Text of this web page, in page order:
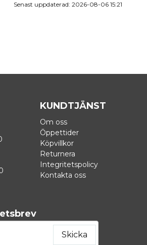
Senast uppdaterad: 2026-08-06 15:21
KUNDTJÄNST
Om oss
Öppettider
Köpvillkor
Returnera
Integritetspolicy
Kontakta oss
Skicka